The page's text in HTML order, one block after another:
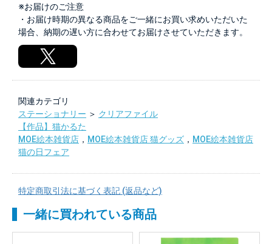
※お届けのご注意
・お届け時期の異なる商品をご一緒にお買い求めいただいた
場合、納期の遅い方に合わせてお届けさせていただきます。
関連カテゴリ
ステーショナリー ＞ クリアファイル
【作品】猫かるた
MOE絵本雑貨店 ， MOE絵本雑貨店 猫グッズ ， MOE絵本雑貨店
猫の日フェア
特定商取引法に基づく表記 (返品など)
一緒に買われている商品